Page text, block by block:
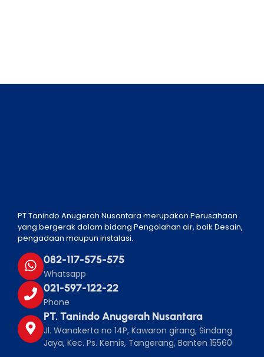
PT Tanindo Anugerah Nusantara merupakan Perusahaan
yang bergerak dalam bidang Pengolahan air, baik Desain,
pengadaan maupun instalasi.
082-117-575-575
Whatsapp
021-597-122-22
Phone
PT. Tanindo Anugerah Nusantara
Jl. Wanakerta no 14P, Kawaron girang, Sindang
Jaya, Kec. Ps. Kemis, Tangerang, Banten 15560